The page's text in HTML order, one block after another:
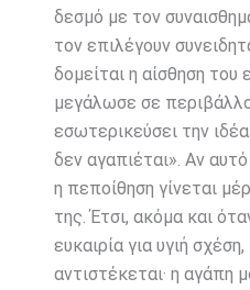
δεσμό με τον
τον επιλέγουν
δομείται η αίσθηση του
μεγάλωσε σε
εσωτερικεύσει την
δεν αγαπιέται». Αν αυτό
η πεποίθηση γίνεται
της. Έτσι, ακόμα και
ευκαιρία για υγιή
αντιστέκεται· η αγάπη